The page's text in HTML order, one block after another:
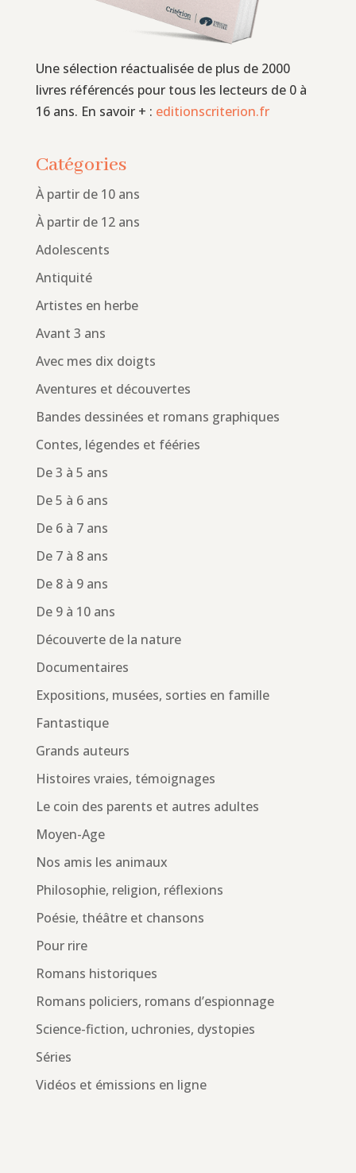
Une sélection réactualisée de plus de 2000
livres référencés pour tous les lecteurs de 0 à
16 ans. En savoir + : editionscriterion.fr
Catégories
À partir de 10 ans
À partir de 12 ans
Adolescents
Antiquité
Artistes en herbe
Avant 3 ans
Avec mes dix doigts
Aventures et découvertes
Bandes dessinées et romans graphiques
Contes, légendes et fééries
De 3 à 5 ans
De 5 à 6 ans
De 6 à 7 ans
De 7 à 8 ans
De 8 à 9 ans
De 9 à 10 ans
Découverte de la nature
Documentaires
Expositions, musées, sorties en famille
Fantastique
Grands auteurs
Histoires vraies, témoignages
Le coin des parents et autres adultes
Moyen-Age
Nos amis les animaux
Philosophie, religion, réflexions
Poésie, théâtre et chansons
Pour rire
Romans historiques
Romans policiers, romans d’espionnage
Science-fiction, uchronies, dystopies
Séries
Vidéos et émissions en ligne